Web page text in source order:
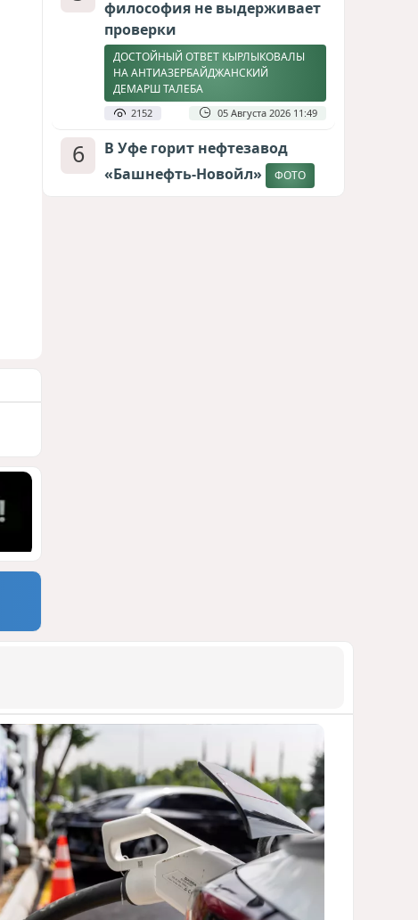
философия не выдерживает
проверки
ДОСТОЙНЫЙ ОТВЕТ КЫРЛЫКОВАЛЫ
НА АНТИАЗЕРБАЙДЖАНСКИЙ
ДЕМАРШ ТАЛЕБА
2152 05 Августа 2026 11:49
6
В Уфе горит нефтезавод
«Башнефть-Новойл»
ФОТО